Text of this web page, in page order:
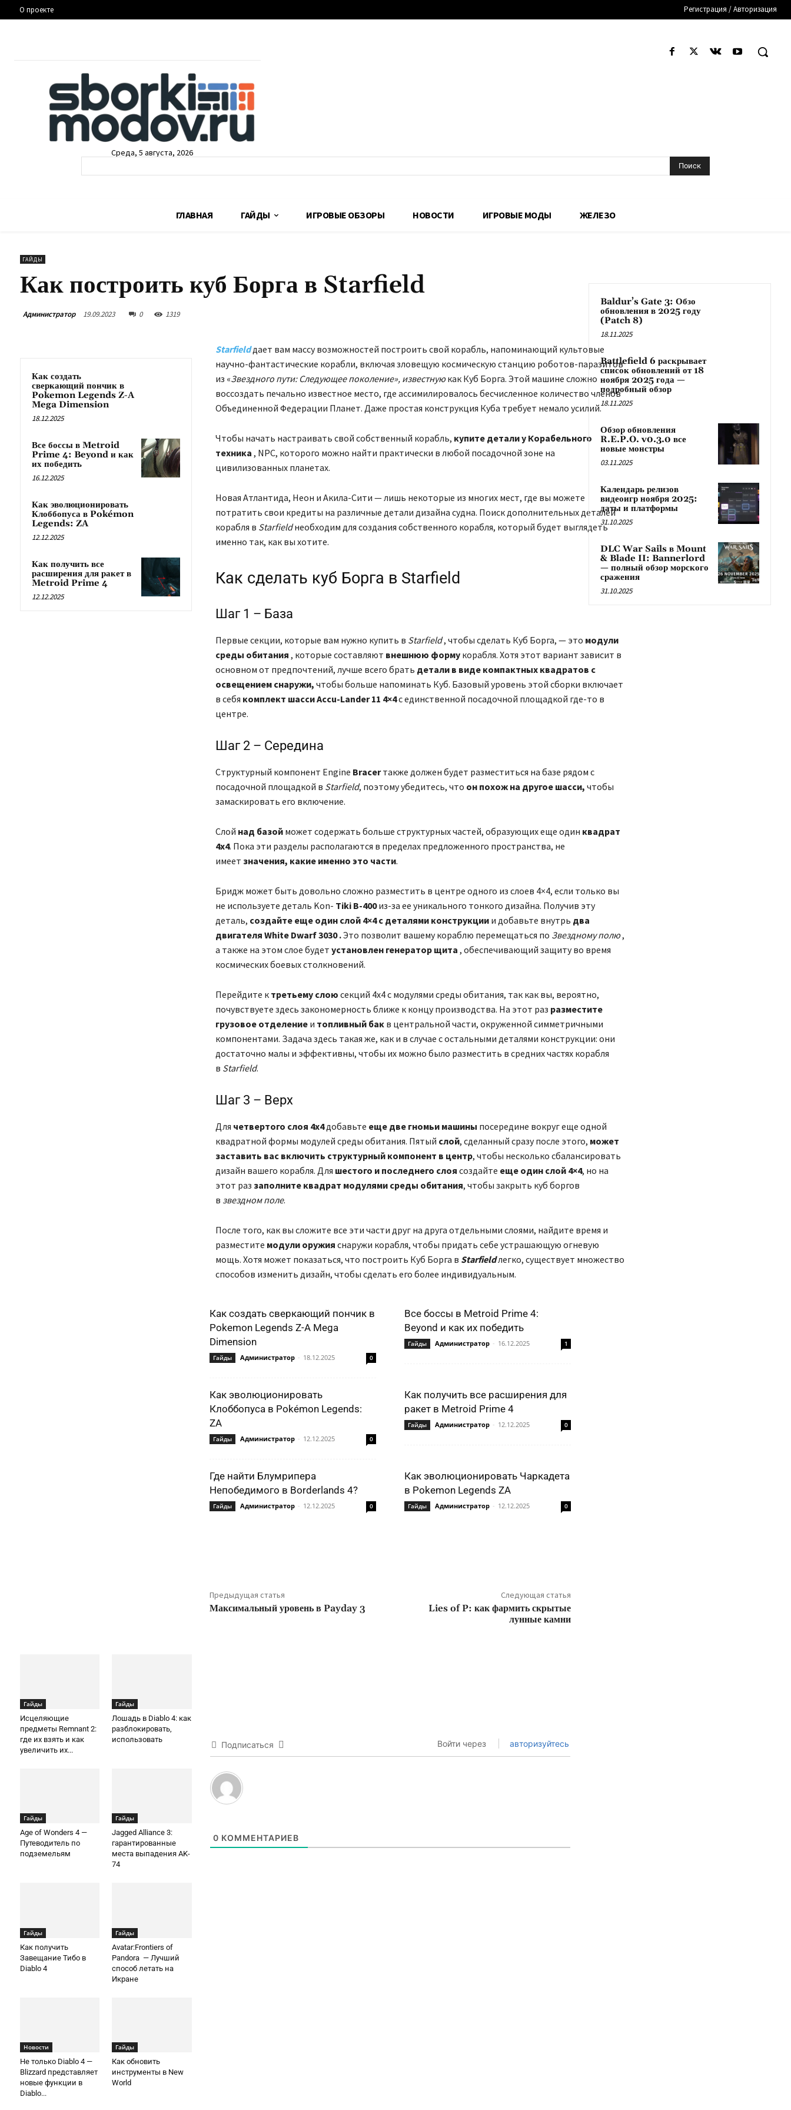
О проекте Регистрация / Авторизация
Среда, 5 августа, 2026
Поиск
ГЛАВНАЯ ГАЙДЫ ИГРОВЫЕ ОБЗОРЫ НОВОСТИ ИГРОВЫЕ МОДЫ ЖЕЛЕЗО
ГАЙДЫ
Как построить куб Борга в Starfield
Администратор 19.09.2023 0 1319
Как создать
сверкающий пончик в
Pokemon Legends Z-A
Mega Dimension
18.12.2025
Все боссы в Metroid
Prime 4: Beyond и как
их победить
16.12.2025
Как эволюционировать
Клоббопуса в Pokémon
Legends: ZA
12.12.2025
Как получить все
расширения для ракет в
Metroid Prime 4
12.12.2025
Starfieldдает вам массу возможностей построить свой корабль, напоминающий культовые
научно-фантастические корабли, включая зловещую космическую станцию ​​роботов-паразитов
из «Звездного пути: Следующее поколение», известнуюкак Куб Борга. Этой машине сложно
воссоздать печально известное место, где ассимилировалось бесчисленное количество членов
Объединенной Федерации Планет. Даже простая конструкция Куба требует немало усилий.
Чтобы начать настраивать свой собственный корабль, купите детали у Корабельного
техника , NPC, которого можно найти практически в любой посадочной зоне на
цивилизованных планетах.
Новая Атлантида, Неон и Акила-Сити — лишь некоторые из многих мест, где вы можете
потратить свои кредиты на различные детали дизайна судна. Поиск дополнительных деталей
корабля в Starfieldнеобходим для создания собственного корабля, который будет выглядеть
именно так, как вы хотите.
Как сделать куб Борга в Starfield
Шаг 1 – База
Первые секции, которые вам нужно купить в Starfield, чтобы сделать Куб Борга, — это модули
среды обитания , которые составляют внешнюю формукорабля. Хотя этот вариант зависит в
основном от предпочтений, лучше всего брать детали в виде компактных квадратов с
освещением снаружи, чтобы больше напоминать Куб. Базовый уровень этой сборки включает
в себя комплект шасси Accu-Lander 11 4×4с единственной посадочной площадкой где-то в
центре.
Шаг 2 – Середина
Структурный компонент Engine Bracerтакже должен будет разместиться на базе рядом с
посадочной площадкой в ​​Starfield, поэтому убедитесь, что он похож на другое шасси, чтобы
замаскировать его включение.
Слой над базойможет содержать больше структурных частей, образующих еще один квадрат
4х4. Пока эти разделы располагаются в пределах предложенного пространства, не
имеет значения, какие именно это части.
Бридж может быть довольно сложно разместить в центре одного из слоев 4×4, если только вы
не используете деталь Kon- Tiki B-400из-за ее уникального тонкого дизайна. Получив эту
деталь, создайте еще один слой 4×4 с деталями конструкциии добавьте внутрь два
двигателя White Dwarf 3030 .Это позволит вашему кораблю перемещаться по Звездному полю,
а также на этом слое будет установлен генератор щита , обеспечивающий защиту во время
космических боевых столкновений.
Перейдите к третьему слою секций 4х4 с модулями среды обитания, так как вы, вероятно,
почувствуете здесь закономерность ближе к концу производства. На этот раз разместите
грузовое отделениеи топливный бакв центральной части, окруженной симметричными
компонентами. Задача здесь такая же, как и в случае с остальными деталями конструкции: они
достаточно малы и эффективны, чтобы их можно было разместить в средних частях корабля
в Starfield.
Шаг 3 – Верх
Для четвертого слоя 4х4добавьте еще две гномьи машины посередине вокруг еще одной
квадратной формы модулей среды обитания. Пятый слой, сделанный сразу после этого, может
заставить вас включить структурный компонент в центр, чтобы несколько сбалансировать
дизайн вашего корабля. Для шестого и последнего слоя создайте еще один слой 4×4, но на
этот раз заполните квадрат модулями среды обитания, чтобы закрыть куб боргов
в звездном поле.
После того, как вы сложите все эти части друг на друга отдельными слоями, найдите время и
разместите модули оружия снаружи корабля, чтобы придать себе устрашающую огневую
мощь. Хотя может показаться, что построить Куб Борга в Starfieldлегко, существует множество
способов изменить дизайн, чтобы сделать его более индивидуальным.
Как создать сверкающий пончик в
Pokemon Legends Z-A Mega
Dimension
Гайды Администратор - 18.12.2025 0
Все боссы в Metroid Prime 4:
Beyond и как их победить
Гайды Администратор - 16.12.2025 1
Как эволюционировать
Клоббопуса в Pokémon Legends:
ZA
Гайды Администратор - 12.12.2025 0
Как получить все расширения для
ракет в Metroid Prime 4
Гайды Администратор - 12.12.2025 0
Где найти Блумрипера
Непобедимого в Borderlands 4?
Гайды Администратор - 12.12.2025 0
Как эволюционировать Чаркадета
в Pokemon Legends ZA
Гайды Администратор - 12.12.2025 0
Предыдущая статья
Максимальный уровень в Payday 3
Следующая статья
Lies of P: как фармить скрытые
лунные камни
Гайды
Исцеляющие
предметы Remnant 2:
где их взять и как
увеличить их...
Гайды
Лошадь в Diablo 4: как
разблокировать,
использовать
Гайды
Age of Wonders 4 —
Путеводитель по
подземельям
Гайды
Jagged Alliance 3:
гарантированные
места выпадения AK-
74
Гайды
Как получить
Завещание Тибо в
Diablo 4
Гайды
Avatar:Frontiers of
Pandora — Лучший
способ летать на
Икране
Новости
Не только Diablo 4 —
Blizzard представляет
новые функции в
Diablo...
Гайды
Как обновить
инструменты в New
World
Подписаться Войти через авторизуйтесь
0 КОММЕНТАРИЕВ
Baldur’s Gate 3: Обзо
обновления в 2025 году
(Patch 8)
18.11.2025
Battlefield 6 раскрывает
список обновлений от 18
ноября 2025 года —
подробный обзор
18.11.2025
Обзор обновления
R.E.P.O. v0.3.0 все
новые монстры
03.11.2025
Календарь релизов
видеоигр ноября 2025:
даты и платформы
31.10.2025
DLC War Sails в Mount
& Blade II: Bannerlord
— полный обзор морского
сражения
31.10.2025